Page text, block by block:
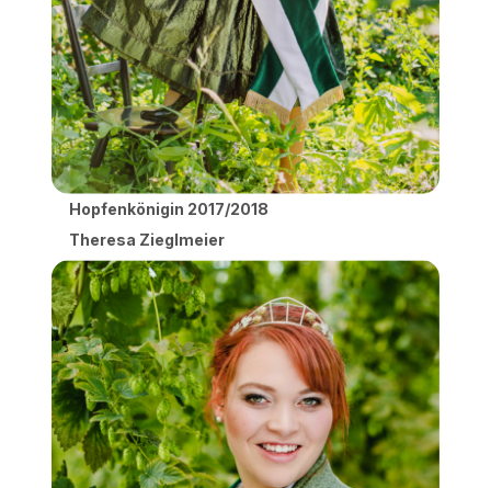
Hopfenkönigin 2017/2018
Theresa Zieglmeier